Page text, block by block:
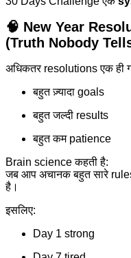
🧠 New Year
(Truth Nobody
अधिकतर resolutions एक ही
बहुत ज़्यादा goals
बहुत जल्दी results
बहुत कम patience
Brain science कहती है:
जब आप अचानक बहुत सारे
है।
इसलिए:
Day 1 strong